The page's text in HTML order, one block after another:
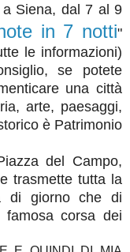
Siena, dal 7 al 9
in 7 notti"
le informazioni)
se potete
una città
arte, paesaggi,
è Patrimonio
del Campo,
trasmette tutta la
di giorno che di
corsa dei